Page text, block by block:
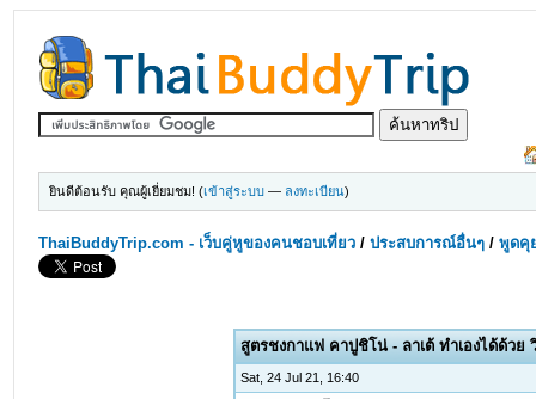
ยินดีต้อนรับ คุณผู้เยี่ยมชม! (เข้าสู่ระบบ — ลงทะเบียน)
ThaiBuddyTrip.com - เว็บคู่หูของคนชอบเที่ยว /ประสบการณ์อื่นๆ /พูดคุ
สูตรชงกาแฟ คาปูชิโน่ - ลาเต้ ทำเองได้ด้วย
Sat, 24 Jul 21, 16:40